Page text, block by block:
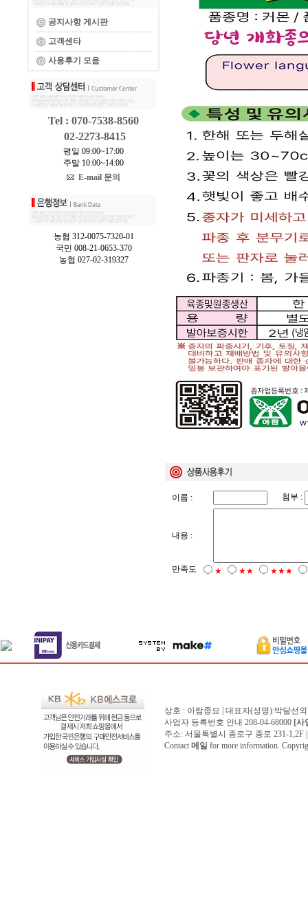
공지사항 게시판
고객센타
사용후기 모음
Tel : 070-7538-8560
02-2273-8415
평일 09:00~17:00
주말 10:00~14:00
E-mail 문의
농협 312-0075-7320-01
국민 008-21-0653-370
농협 027-02-319327
이름 : 첨부 :
내용 :
만족도 ★ ★★ ★★★
상호 : 아람종묘 | 대표자(성명):박달선
사업자 등록번호 안내 208-04-68000 [사
주소: 서울특별시 종로구 종로 231-1,2F
Contact 메일 for more information.